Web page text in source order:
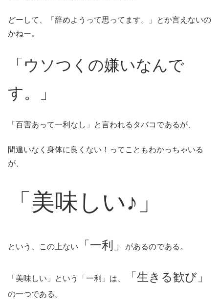
どーして、「辞めようって思ってます。」とか言えないの
かねー。
「ウソつくの嫌いなんで
す。」
「百害あって一利なし」と言われるタバコであるが、
間違いなく身体に良くない！ってこともわかっちゃいる
が、
「美味しい♪」
という、この上ない 「一利」 があるのである。
「美味しい」という「一利」は、 「生きる歓び」
の一つである。